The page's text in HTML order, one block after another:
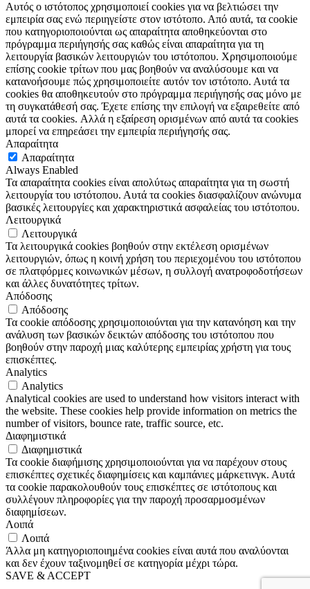
Αυτός ο ιστότοπος χρησιμοποιεί cookies για να βελτιώσει την
εμπειρία σας ενώ περιηγείστε στον ιστότοπο. Από αυτά, τα cookie
που κατηγοριοποιούνται ως απαραίτητα αποθηκεύονται στο
πρόγραμμα περιήγησής σας καθώς είναι απαραίτητα για τη
λειτουργία βασικών λειτουργιών του ιστότοπου. Χρησιμοποιούμε
επίσης cookie τρίτων που μας βοηθούν να αναλύσουμε και να
κατανοήσουμε πώς χρησιμοποιείτε αυτόν τον ιστότοπο. Αυτά τα
cookies θα αποθηκευτούν στο πρόγραμμα περιήγησής σας μόνο με
τη συγκατάθεσή σας. Έχετε επίσης την επιλογή να εξαιρεθείτε από
αυτά τα cookies. Αλλά η εξαίρεση ορισμένων από αυτά τα cookies
μπορεί να επηρεάσει την εμπειρία περιήγησής σας.
Απαραίτητα
Απαραίτητα
Always Enabled
Τα απαραίτητα cookies είναι απολύτως απαραίτητα για τη σωστή
λειτουργία του ιστότοπου. Αυτά τα cookies διασφαλίζουν ανώνυμα
βασικές λειτουργίες και χαρακτηριστικά ασφαλείας του ιστότοπου.
Λειτουργικά
Λειτουργικά
Τα λειτουργικά cookies βοηθούν στην εκτέλεση ορισμένων
λειτουργιών, όπως η κοινή χρήση του περιεχομένου του ιστότοπου
σε πλατφόρμες κοινωνικών μέσων, η συλλογή ανατροφοδοτήσεων
και άλλες δυνατότητες τρίτων.
Απόδοσης
Απόδοσης
Τα cookie απόδοσης χρησιμοποιούνται για την κατανόηση και την
ανάλυση των βασικών δεικτών απόδοσης του ιστότοπου που
βοηθούν στην παροχή μιας καλύτερης εμπειρίας χρήστη για τους
επισκέπτες.
Analytics
Analytics
Analytical cookies are used to understand how visitors interact with
the website. These cookies help provide information on metrics the
number of visitors, bounce rate, traffic source, etc.
Διαφημιστικά
Διαφημιστικά
Τα cookie διαφήμισης χρησιμοποιούνται για να παρέχουν στους
επισκέπτες σχετικές διαφημίσεις και καμπάνιες μάρκετινγκ. Αυτά
τα cookie παρακολουθούν τους επισκέπτες σε ιστότοπους και
συλλέγουν πληροφορίες για την παροχή προσαρμοσμένων
διαφημίσεων.
Λοιπά
Λοιπά
Άλλα μη κατηγοριοποιημένα cookies είναι αυτά που αναλύονται
και δεν έχουν ταξινομηθεί σε κατηγορία μέχρι τώρα.
SAVE & ACCEPT